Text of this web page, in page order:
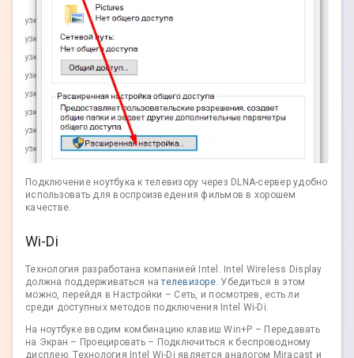
Подключение ноутбука к телевизору через DLNA-сервер удобно
использовать для воспроизведения фильмов в хорошем
качестве.
Wi-Di
Технология разработана компанией Intel. Intel Wireless Display
должна поддерживаться нателевизоре. Убедиться в этом
можно, перейдя в Настройки – Сеть, и посмотрев, есть ли
среди доступных методов подключения Intel Wi-Di.
На ноутбуке вводим комбинацию клавиш Win+P – Передавать
на Экран – Проецировать – Подключиться к беспроводному
дисплею. Технология Intel Wi-Di является аналогом Miracast и